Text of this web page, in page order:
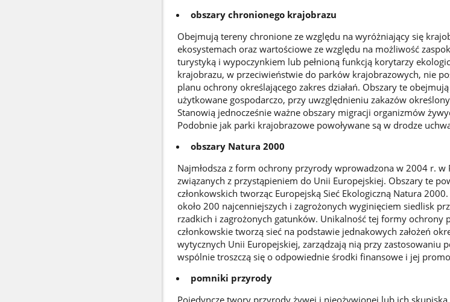
obszary chronionego krajobrazu
Obejmują tereny chronione ze względu na wyróżniający się
ekosystemach oraz wartościowe ze względu na możliwość
turystyką i wypoczynkiem lub pełnioną funkcją korytarzy
krajobrazu, w przeciwieństwie do parków krajobrazowych, nie
planu ochrony określającego zakres działań. Obszary te
użytkowane gospodarczo, przy uwzględnieniu zakazów
Stanowią jednocześnie ważne obszary migracji organizmów
Podobnie jak parki krajobrazowe powoływane są w drodze
obszary Natura 2000
Najmłodsza z form ochrony przyrody wprowadzona w 2004 r. w
związanych z przystąpieniem do Unii Europejskiej. Obszary te
członkowskich tworząc Europejską Sieć Ekologiczną Natura
około 200 najcenniejszych i zagrożonych wyginięciem siedlisk
rzadkich i zagrożonych gatunków. Unikalność tej formy ochrony
członkowskie tworzą sieć na podstawie jednakowych założeń
wytycznych Unii Europejskiej, zarządzają nią przy zastosowaniu
wspólnie troszczą się o odpowiednie środki finansowe i jej
pomniki przyrody
Pojedyncze twory przyrody żywej i nieożywionej lub ich skupiska